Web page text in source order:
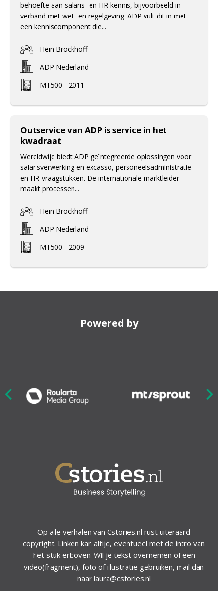
behoefte aan salaris- en HR-kennis, bijvoorbeeld in
verband met wet- en regelgeving. ADP vult dit in met
een kenniscomponent die...
Hein Brockhoff
ADP Nederland
MT500 - 2011
Outservice van ADP is service in het
kwadraat
Wereldwijd biedt ADP geïntegreerde oplossingen voor
salarisverwerking en excasso, personeelsadministratie
en HR-vraagstukken. De internationale marktleider
maakt processen...
Hein Brockhoff
ADP Nederland
MT500 - 2009
Powered by
Op alle verhalen van Cstories.nl rust uiteraard
copyright. Linken kan altijd, eventueel met de intro van
het stuk erboven. Wil je tekst overnemen of een
video(fragment), foto of illustratie gebruiken, mail dan
naar laura@cstories.nl